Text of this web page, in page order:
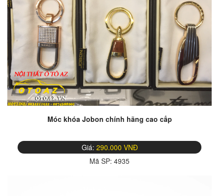
Móc khóa Jobon chính hãng cao cấp
Giá: 290.000 VNĐ
Mã SP: 4935